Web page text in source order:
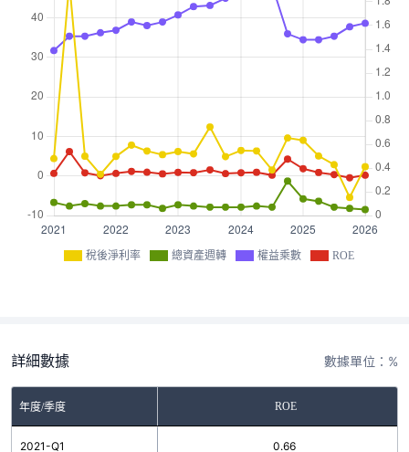
稅後淨利率 總資產週轉 權益乘數 ROE
詳細數據 數據單位：%
年度/季度 ROE
2021-Q1 0.66